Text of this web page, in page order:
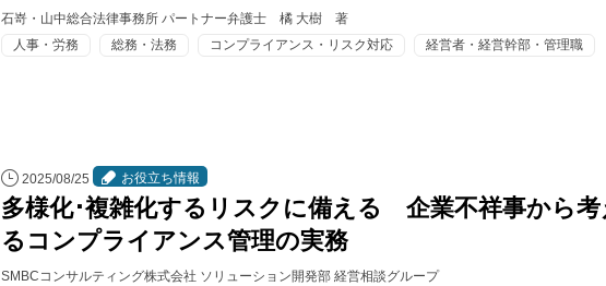
石嵜・山中総合法律事務所 パートナー弁護士 橘 大樹 著
人事・労務
総務・法務 コンプライアンス・リスク対応 経営者・経営幹部・管理職
2025/08/25 お役立ち情報
多様化･複雑化するリスクに備える 企業不祥事から考
るコンプライアンス管理の実務
SMBCコンサルティング株式会社 ソリューション開発部 経営相談グループ